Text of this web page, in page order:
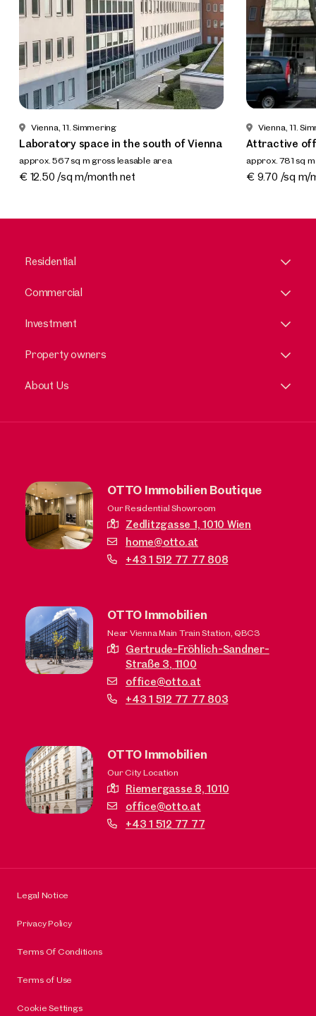
Vienna, 11. Simmering
Laboratory space in the south of Vienna
approx. 567 sq m gross leasable area
Available Nach Vereinbarung
€ 12.50 /sq m/month net
Vienna, 11.
Attractive
approx. 781 sq
Available
€ 9.70 /sq m/
Residential
Commercial
Investment
Property owners
About Us
OTTO Immobilien Boutique
Our Residential Showroom
Zedlitzgasse 1,1010 Wien
home@otto.at
+43 1 512 77 77 808
OTTO Immobilien
Near Vienna Main Train Station, QBC3
Gertrude-Fröhlich-Sandner-
Straße 3, 1100
office@otto.at
+43 1 512 77 77 803
OTTO Immobilien
Our City Location
Riemergasse 8,1010
office@otto.at
+43 1 512 77 77
Legal Notice
Privacy Policy
Terms Of Conditions
Terms of Use
Cookie Settings